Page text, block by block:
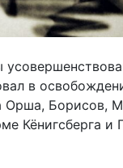
в
Борисов,
Кёнигсберга и